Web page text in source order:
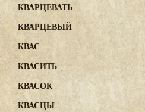
КВАРЦЕВАТЬ
КВАРЦЕВЫЙ
КВАС
КВАСИТЬ
КВАСОК
КВАСЦЫ